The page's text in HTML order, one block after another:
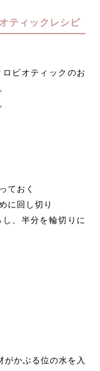
ティックレシピ
ビオティックのお
ておく
に回し切り
、半分を輪切りに
がかぶる位の水を入